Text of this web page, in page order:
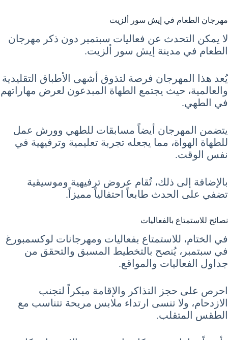
مهرجان الطعام في إيش سور ألزيت
لا يمكن التحدث عن فعاليات سبتمبر دون ذكر مهرجان
الطعام في مدينة إيش سور ألزيت.
يُعد هذا المهرجان فرصة لتذوق أشهى الأطباق التقليدية
والعالمية، حيث يجتمع الطهاة المبدعون لعرض مهاراتهم
في الطهي.
يتضمن المهرجان أيضاً مسابقات للطهي وورش عمل
للطهاة الهواة، مما يجعله تجربة تعليمية وترفيهية في
نفس الوقت.
بالإضافة إلى ذلك، تُقام عروض ترفيهية وموسيقية
تضفي على الحدث طابعاً احتفالياً مميزاً.
نصائح للاستمتاع بالفعاليات
في الختام، للاستمتاع بفعاليات ومهرجانات لوكسمبورغ
في سبتمبر، يُنصح بالتخطيط المسبق والتحقق من
جداول الفعاليات والمواقع.
احرص على حجز التذاكر والإقامة مبكراً لتجنب
الازدحام، ولا تنسى ارتداء ملابس مريحة تتناسب مع
الطقس المتقلب.